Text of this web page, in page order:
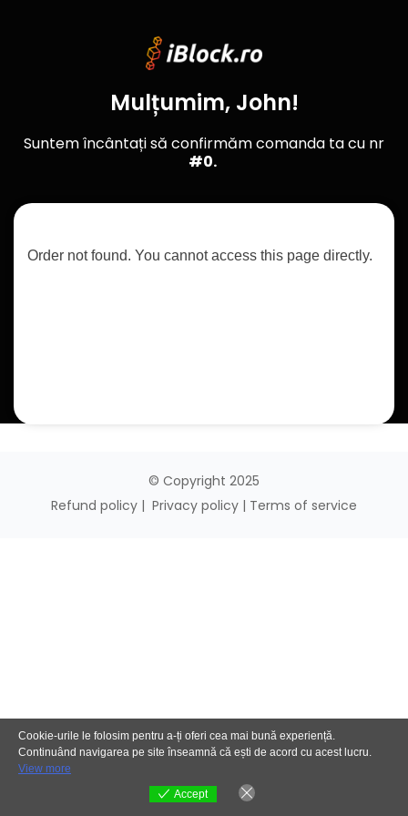
Mulțumim, John!
Suntem încântați să confirmăm comanda ta cu nr
#0.
Order not found. You cannot access this page directly.
© Copyright 2025
Refund policy | Privacy policy | Terms of service
Cookie-urile le folosim pentru a-ți oferi cea mai bună experiență.
Continuând navigarea pe site înseamnă că ești de acord cu acest lucru.
View more
Accept